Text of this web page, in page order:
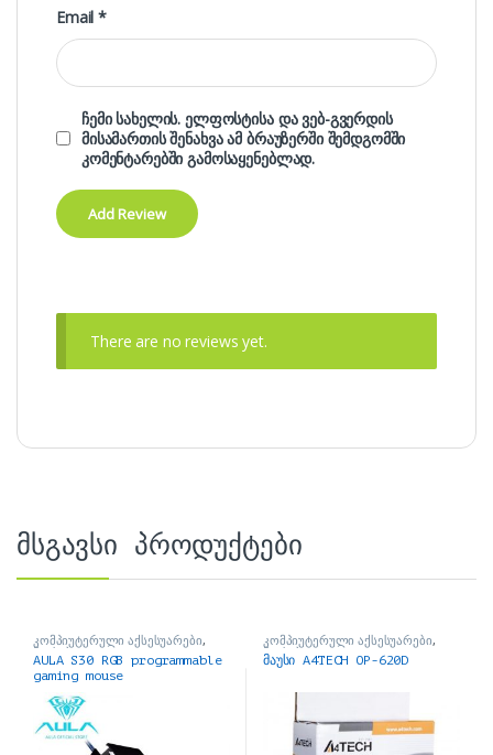
Email*
ჩემი სახელის. ელფოსტისა და ვებ-გვერდის
მისამართის შენახვა ამ ბრაუზერში შემდგომში
კომენტარებში გამოსაყენებლად.
There are no reviews yet.
მსგავსი პროდუქტები
კომპიუტერული აქსესუარები,
მაუსები
AULA S30 RGB programmable
gaming mouse
კომპიუტერული აქსესუარები,
მაუსები
მაუსი A4TECH OP-620D